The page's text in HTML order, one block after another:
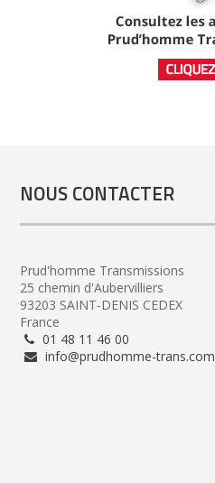
NOUS CONTACTER
Prud'homme Transmissions
25 chemin d'Aubervilliers
93203 SAINT-DENIS CEDEX
France
01 48 11 46 00
info@prudhomme-trans.com